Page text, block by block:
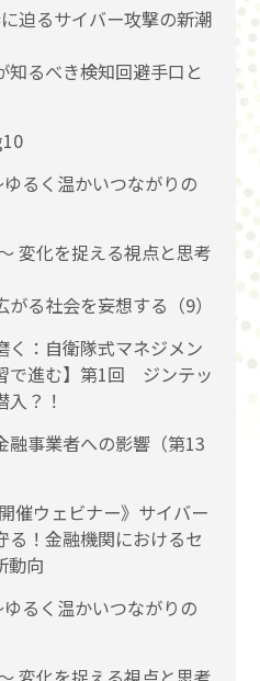
迫るサイバー攻撃の新潮
るべき検知回避手口と
るく温かいつながりの
変化を捉える視点と思考
る社会を妄想する（9）
く：自衛隊式マネジメン
で進む】第1回 ジンテッ
？！
融事業者への影響（第13
催ウェビナー》サイバー
る！金融機関におけるセ
動向
るく温かいつながりの